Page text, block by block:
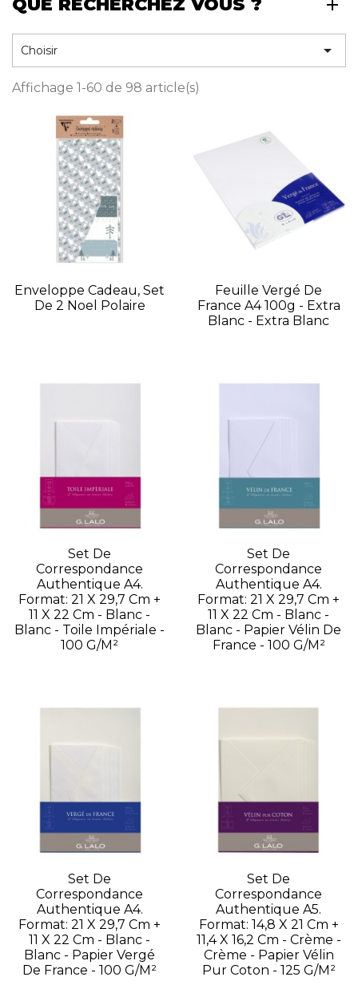
Choisir 
Affichage 1-60 de 98 article(s)
Enveloppe Cadeau, Set
De 2 Noel Polaire
Feuille Vergé De
France A4 100g - Extra
Blanc - Extra Blanc
Set De
Correspondance
Authentique A4.
Format: 21 X 29,7 Cm +
11 X 22 Cm - Blanc -
Blanc - Toile Impériale -
100 G/m²
Set De
Correspondance
Authentique A4.
Format: 21 X 29,7 Cm +
11 X 22 Cm - Blanc -
Blanc - Papier Vélin De
France - 100 G/m²
Set De
Correspondance
Authentique A4.
Format: 21 X 29,7 Cm +
11 X 22 Cm - Blanc -
Blanc - Papier Vergé
De France - 100 G/m²
Set De
Correspondance
Authentique A5.
Format: 14,8 X 21 Cm +
11,4 X 16,2 Cm - Crème -
Crème - Papier Vélin
Pur Coton - 125 G/m²